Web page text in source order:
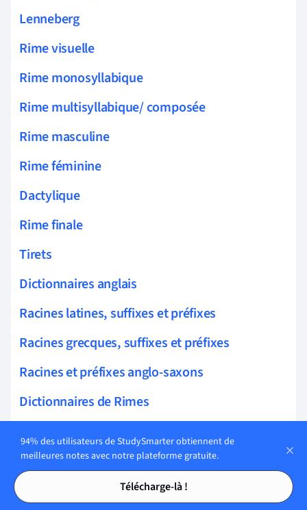
Tables des matières
Tables des matières
Lenneberg
Rime visuelle
Rime monosyllabique
Rime multisyllabique/ composée
Rime masculine
Rime féminine
Dactylique
Rime finale
Tirets
Dictionnaires anglais
Racines latines, suffixes et préfixes
Racines grecques, suffixes et préfixes
Racines et préfixes anglo-saxons
Dictionnaires de Rimes
Affixation
94% des utilisateurs de StudySmarter obtiennent de
meilleures notes avec notre plateforme gratuite.
Télécharge-là !